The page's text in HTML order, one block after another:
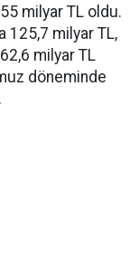
milyar TL oldu.
125,7 milyar TL,
milyar TL
döneminde